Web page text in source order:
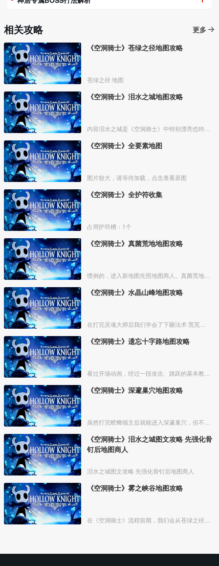
相关攻略
更多
《空洞骑士》苍绿之径地图攻略
苍绿之径 地图
《空洞骑士》泪水之城地图攻略
《空洞骑士》全要素地图
图片较大，请等待加载，点击查看原图
《空洞骑士》全护符收集
占用护符槽：1个
《空洞骑士》真菌荒地地图攻略
《空洞骑士》水晶山峰地图攻略
《空洞骑士》遗忘十字路地图攻略
《空洞骑士》深邃巢穴地图攻略
《空洞骑士》泪水之城图文攻略 先强化骨
钉后地图商人
泪水之城图文攻略 先强化骨钉后地图商人
《空洞骑士》雾之峡谷地图攻略